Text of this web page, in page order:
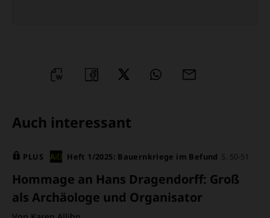
ÜBERSCHRIFT
INFOS
Auch interessant
PLUS Heft 1/2025: Bauernkriege im Befund S. 50-51
Hommage an Hans Dragendorff: Groß
als Archäologe und Organisator